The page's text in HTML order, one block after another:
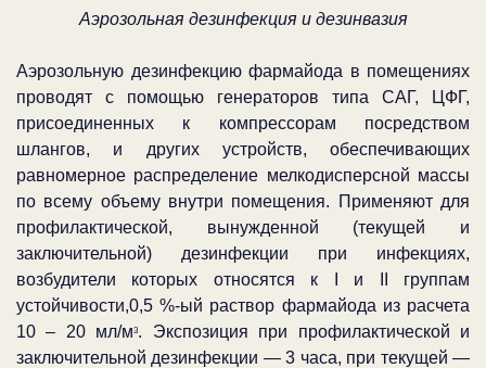
Аэрозольная дезинфекция и дезинвазия
Аэрозольную дезинфекцию фармайода в помещениях
проводят с помощью генераторов типа САГ, ЦФГ,
присоединенных к компрессорам посредством
шлангов, и других устройств, обеспечивающих
равномерное распределение мелкодисперсной массы
по всему объему внутри помещения. Применяют для
профилактической, вынужденной (текущей и
заключительной) дезинфекции при инфекциях,
возбудители которых относятся к I и II группам
устойчивости,0,5 %-ый раствор фармайода из расчета
10 – 20 мл/м3. Экспозиция при профилактической и
заключительной дезинфекции — 3 часа, при текущей —